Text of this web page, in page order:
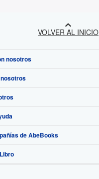
VOLVER AL INICIO
nosotros
vender
programa de afiliados
un vendedor
y guías
de AbeBooks